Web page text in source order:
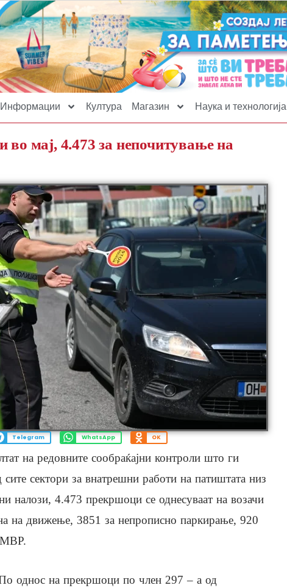
Информации Култура Магазин Наука и технологија
во мај, 4.473 за непочитување на
Telegram WhatsApp OK
на редовните сообраќајни контроли што ги
сектори за внатрешни работи на патиштата низ
налози, 4.473 прекршоци се однесуваат на возачи
на движење, 3851 за непрописно паркирање, 920
МВР.
однос на прекршоци по член 297 – а од